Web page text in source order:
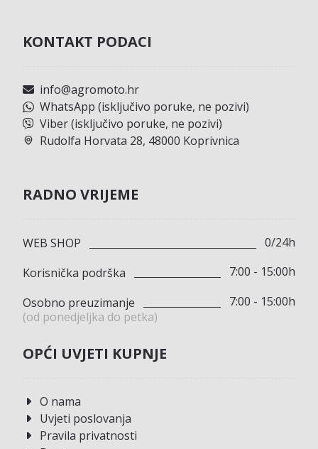
KONTAKT PODACI
info@agromoto.hr
WhatsApp (isključivo poruke, ne pozivi)
Viber (isključivo poruke, ne pozivi)
Rudolfa Horvata 28, 48000 Koprivnica
RADNO VRIJEME
WEB SHOP
0/24h
Korisnička podrška
7:00 - 15:00h
Osobno preuzimanje
(od ponedjeljka do petka)
7:00 - 15:00h
OPĆI UVJETI KUPNJE
O nama
Uvjeti poslovanja
Pravila privatnosti